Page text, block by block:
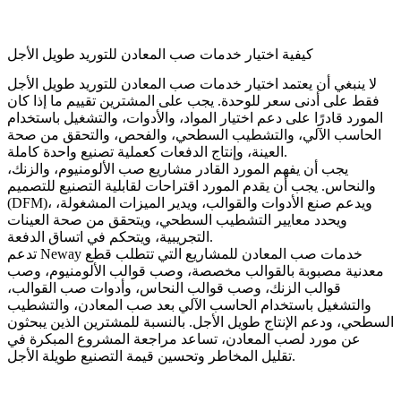
كيفية اختيار خدمات صب المعادن للتوريد طويل الأجل
لا ينبغي أن يعتمد اختيار خدمات صب المعادن للتوريد طويل الأجل
فقط على أدنى سعر للوحدة. يجب على المشترين تقييم ما إذا كان
المورد قادرًا على دعم اختيار المواد، والأدوات، والتشغيل باستخدام
الحاسب الآلي، والتشطيب السطحي، والفحص، والتحقق من صحة
العينة، وإنتاج الدفعات كعملية تصنيع واحدة كاملة.
يجب أن يفهم المورد القادر مشاريع صب الألومنيوم، والزنك،
والنحاس. يجب أن يقدم المورد اقتراحات لقابلية التصنيع للتصميم
(DFM)، ويدعم صنع الأدوات والقوالب، ويدير الميزات المشغولة،
ويحدد معايير التشطيب السطحي، ويتحقق من صحة العينات
التجريبية، ويتحكم في اتساق الدفعة.
تدعم Neway خدمات صب المعادن للمشاريع التي تتطلب قطع
معدنية مصبوبة بالقوالب مخصصة، وصب قوالب الألومنيوم، وصب
قوالب الزنك، وصب قوالب النحاس، وأدوات صب القوالب،
والتشغيل باستخدام الحاسب الآلي بعد صب المعادن، والتشطيب
السطحي، ودعم الإنتاج طويل الأجل. بالنسبة للمشترين الذين يبحثون
عن مورد لصب المعادن، تساعد مراجعة المشروع المبكرة في
تقليل المخاطر وتحسين قيمة التصنيع طويلة الأجل.